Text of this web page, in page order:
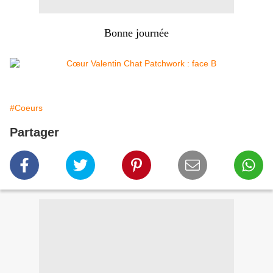
Bonne journée
#Coeurs
Partager